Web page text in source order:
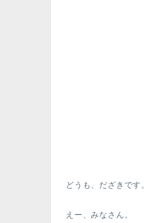
どうも、だざきです。
えー、みなさん。